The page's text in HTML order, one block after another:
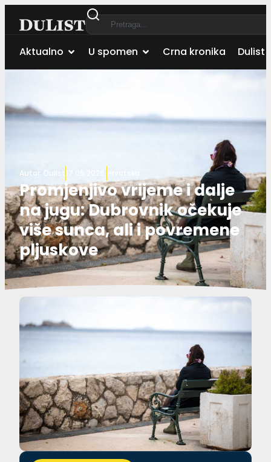
Aktualno U spomen Crna kronika Dulist
Autor: Dulist17.05.2026.
Promjenjivo vrijeme i dalje
na jugu: Dubrovnik očekuje
više sunca, ali i povremene
pljuskove